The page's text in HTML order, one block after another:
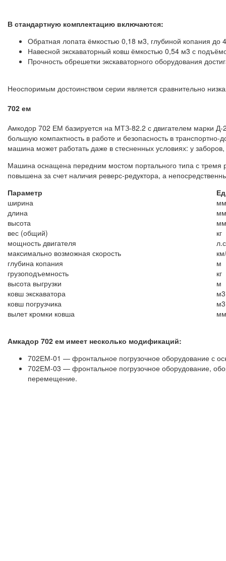
В стандартную комплектацию включаются:
Обратная лопата ёмкостью 0,18 м3, глубиной копания до
Навесной экскаваторный ковш ёмкостью 0,54 м3 с
Прочность обрешетки экскаваторного оборудования
Неоспоримым достоинством серии является сравнительно
702 ем
Амкодор 702 ЕМ базируется на МТЗ-82.2 с двигателем марки Д-
большую компактность в работе и безопасность в
машина может работать даже в стесненных условиях: у
Машина оснащена передним мостом портального типа с
повышена за счет наличия реверс-редуктора, а
Параметр
ширина
мм
длина
мм
высота
мм
вес (общий)
кг
мощность двигателя
максимально возможная скорость
глубина копания
м
грузоподъемность
кг
высота выгрузки
м
ковш экскаватора
м3
ковш погрузчика
м3
вылет кромки ковша
мм
Амкадор 702 ем имеет несколько модификаций:
702ЕМ-01 — фронтальное погрузочное оборудование с
702ЕМ-03 — фронтальное погрузочное оборудование,
перемещение.